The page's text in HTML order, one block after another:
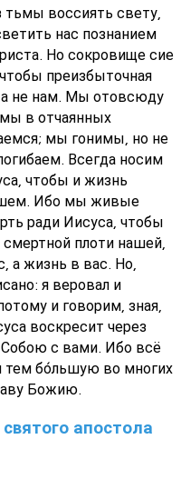
воссиять свету,
нас познанием
Но сокровище сие
преизбыточная
не нам. Мы отовсюду
в отчаянных
мы гонимы, но не
Всегда носим
чтобы и жизнь
Ибо мы живые
ради Иисуса, чтобы
плоти нашей,
а жизнь в вас. Но,
я веровал и
и говорим, зная,
воскресит через
Собою с вами. Ибо всё
тем бо́льшую во многих
Божию.
апостола